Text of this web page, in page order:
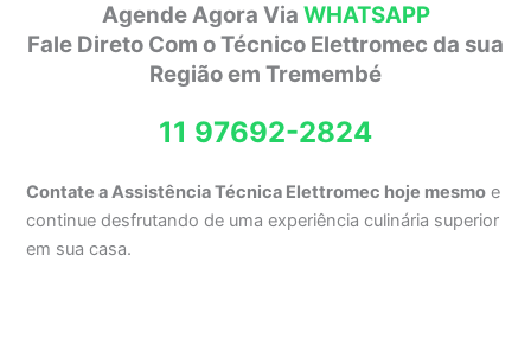
Agende Agora Via WHATSAPP
Fale Direto Com o Técnico Elettromec da sua
Região em Tremembé
11 97692-2824
Contate a Assistência Técnica Elettromec hoje mesmo e
continue desfrutando de uma experiência culinária superior
em sua casa.